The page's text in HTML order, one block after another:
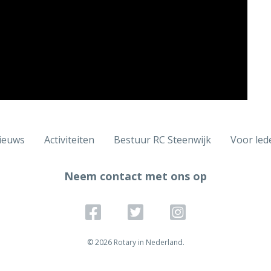
Activiteiten Bestuur RC Steenwijk Voor
Neem contact met ons op
© 2026 Rotary in Nederland.